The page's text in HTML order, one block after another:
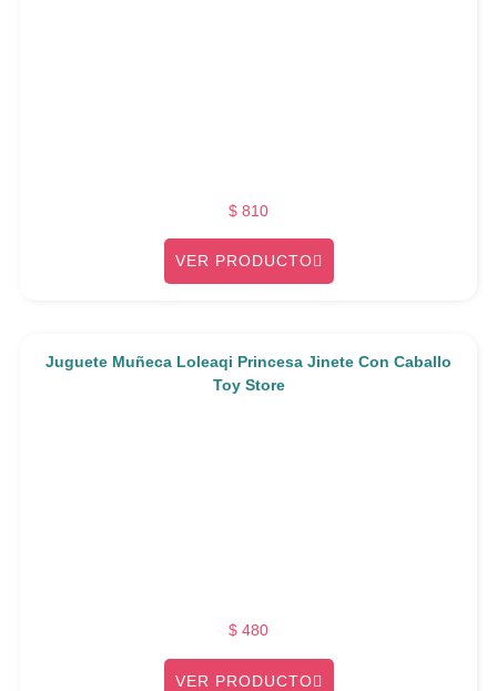
$ 810
VER PRODUCTO
Juguete Muñeca Loleaqi Princesa Jinete Con Caballo
Toy Store
$ 480
VER PRODUCTO